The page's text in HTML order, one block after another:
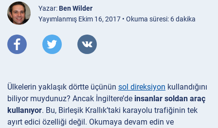
Yazar: Ben Wilder
Yayımlanmış Ekim 16, 2017 • Okuma süresi: 6 dakika
Ülkelerin yaklaşık dörtte üçünün sol direksiyon kullandığını
biliyor muydunuz? Ancak İngiltere’de insanlar soldan araç
kullanıyor. Bu, Birleşik Krallık’taki karayolu trafiğinin tek
ayırt edici özelliği değil. Okumaya devam edin ve